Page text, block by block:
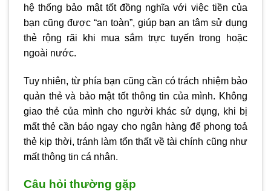
hệ thống bảo mật tốt đồng nghĩa với việc tiền của
bạn cũng được “an toàn”, giúp bạn an tâm sử dụng
thẻ rộng rãi khi mua sắm trực tuyến trong hoặc
ngoài nước.
Tuy nhiên, từ phía bạn cũng cần có trách nhiệm bảo
quản thẻ và bảo mật tốt thông tin của mình. Không
giao thẻ của mình cho người khác sử dụng, khi bị
mất thẻ cần báo ngay cho ngân hàng để phong toả
thẻ kịp thời, tránh làm tổn thất về tài chính cũng như
mất thông tin cá nhân.
Câu hỏi thường gặp